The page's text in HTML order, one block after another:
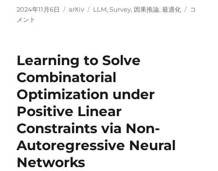
投
稿
2024年11月6日
カ
arXiv
タ
LLM,Survey, 因果推論,最適化
コ
メント
Learning to Solve
Combinatorial
Optimization under
Positive Linear
Constraints via Non-
Autoregressive Neural
Networks